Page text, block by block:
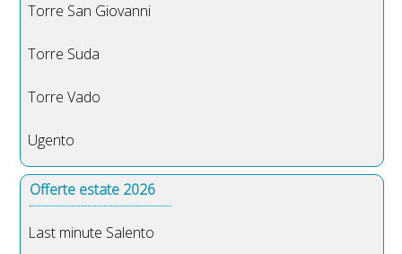
Torre San Giovanni
Torre Suda
Torre Vado
Ugento
Offerte estate 2026
Last minute Salento